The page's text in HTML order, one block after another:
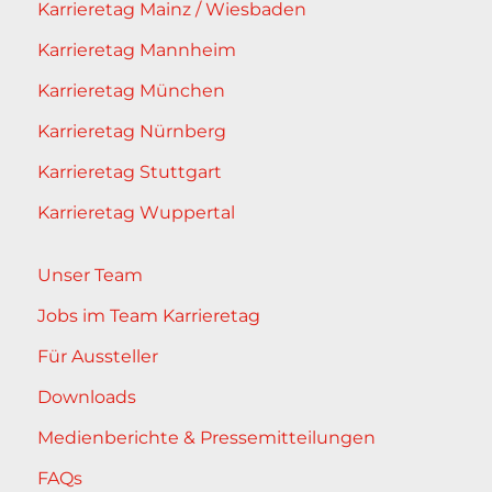
Karrieretag Mainz / Wiesbaden
Karrieretag Mannheim
Karrieretag München
Karrieretag Nürnberg
Karrieretag Stuttgart
Karrieretag Wuppertal
Unser Team
Jobs im Team Karrieretag
Für Aussteller
Downloads
Medienberichte & Pressemitteilungen
FAQs